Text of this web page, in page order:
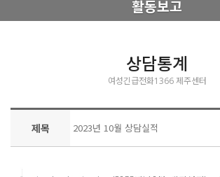
활동보고
상담통계
여성긴급전화1366 제주센터
제목 2023년 10월 상담실적